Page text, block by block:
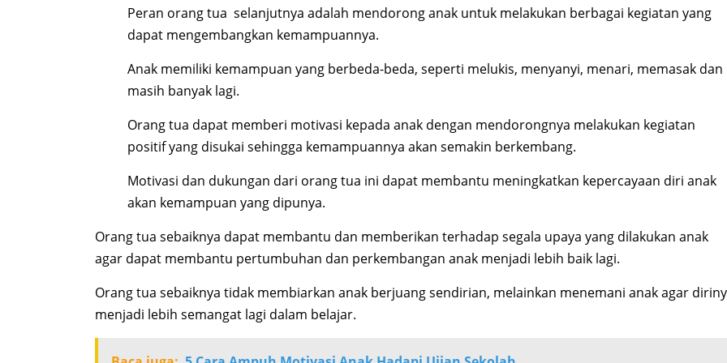
Peran orang tua selanjutnya adalah mendorong anak untuk melakukan berbagai kegiatan yang
dapat mengembangkan kemampuannya.
Anak memiliki kemampuan yang berbeda-beda, seperti melukis, menyanyi, menari, memasak dan
masih banyak lagi.
Orang tua dapat memberi motivasi kepada anak dengan mendorongnya melakukan kegiatan
positif yang disukai sehingga kemampuannya akan semakin berkembang.
Motivasi dan dukungan dari orang tua ini dapat membantu meningkatkan kepercayaan diri anak
akan kemampuan yang dipunya.
Orang tua sebaiknya dapat membantu dan memberikan terhadap segala upaya yang dilakukan anak
agar dapat membantu pertumbuhan dan perkembangan anak menjadi lebih baik lagi.
Orang tua sebaiknya tidak membiarkan anak berjuang sendirian, melainkan menemani anak agar
menjadi lebih semangat lagi dalam belajar.